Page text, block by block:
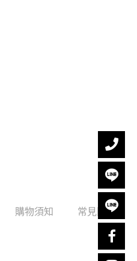
購物須知 常見問題